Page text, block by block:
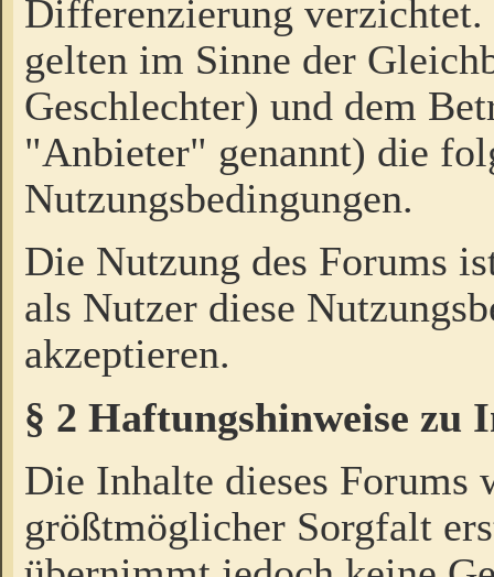
Differenzierung
gelten im Sinne der
Geschlechter) und dem
"Anbieter" genannt) die
Nutzungsbedingungen.
Die Nutzung des Forums
als Nutzer diese
akzeptieren.
§ 2 Haftungshinweise zu
Die Inhalte dieses Forums
größtmöglicher Sorgfalt